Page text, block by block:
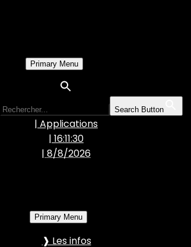
Primary Menu
Search Button
| Applications
| 16:11:31
| 8/8/2026
Primary Menu
❱ Les infos